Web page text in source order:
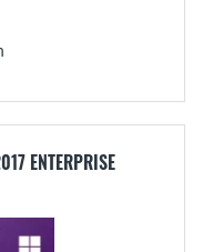
ENTERPRISE